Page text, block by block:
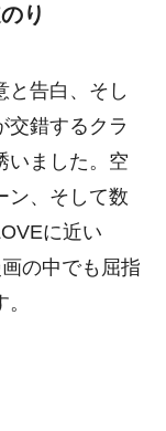
り
と告白、そし
交錯するクラ
いました。空
ン、そして数
に近い
の中でも屈指